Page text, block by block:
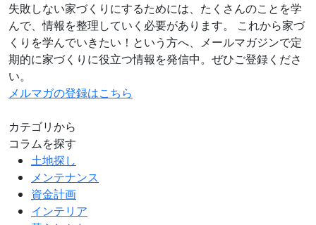
失敗しない家づくりにするためには、たくさんのことを学
んで、情報を整理していく必要があります。 これから家づ
くりを学んでいきたい！という方へ、メールマガジンで定
期的に家づくりに役立つ情報を発信中。ぜひご登録くださ
い。
メルマガの登録はこちら
カテゴリから
コラムを探す
土地探し
メンテナンス
資金計画
インテリア